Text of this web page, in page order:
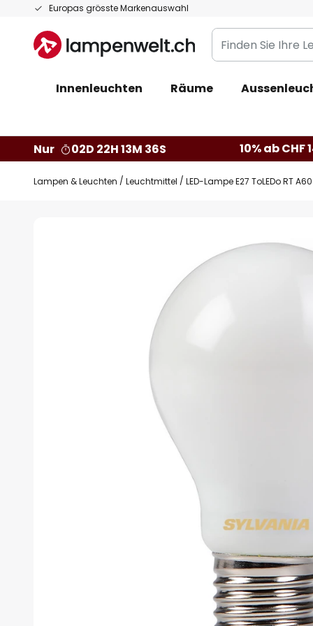
Europas grösste Markenauswahl
Zum
springen
Finden
Sie
Leuchte...
Innenleuchten Räume
Nur
02D 22H 13M 35S 10% ab CHF
Lampen & Leuchten Leuchtmittel LED-Lampe E27 ToLEDo RT